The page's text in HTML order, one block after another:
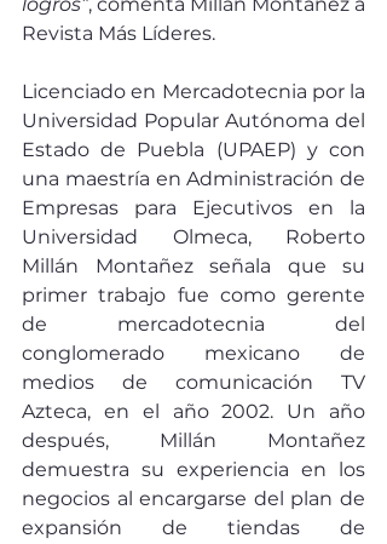
Revista Más Líderes.
Licenciado en Mercadotecnia por la
Universidad Popular Autónoma del
Estado de Puebla (UPAEP) y con
una maestría en Administración de
Empresas para Ejecutivos en la
Universidad Olmeca, Roberto
Millán Montañez señala que su
primer trabajo fue como gerente
de mercadotecnia del
conglomerado mexicano de
medios de comunicación TV
Azteca, en el año 2002. Un año
después, Millán Montañez
demuestra su experiencia en los
negocios al encargarse del plan de
expansión de tiendas de